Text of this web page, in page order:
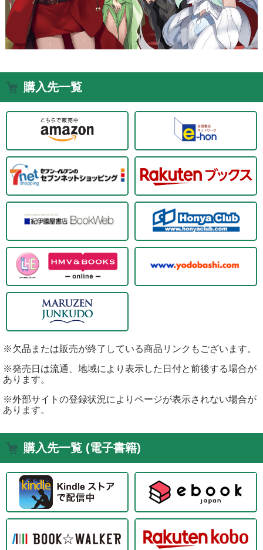
購入先一覧
※欠品または販売が終了している商品リンクもございます。
※発売日は流通、地域により表示した日付と前後する場合が
あります。
※外部サイトの登録状況によりページが表示されない場合が
あります。
購入先一覧 (電子書籍)